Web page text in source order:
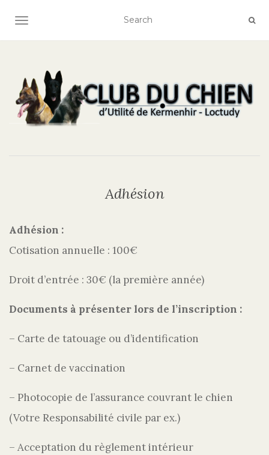
AFFICHER/MASQUER LA NAVIGATION
Adhésion
Adhésion :
Cotisation annuelle : 100€
Droit d’entrée : 30€ (la première année)
Documents à présenter lors de l’inscription :
– Carte de tatouage ou d’identification
– Carnet de vaccination
– Photocopie de l’assurance couvrant le chien
(Votre Responsabilité civile par ex.)
– Acceptation du règlement intérieur